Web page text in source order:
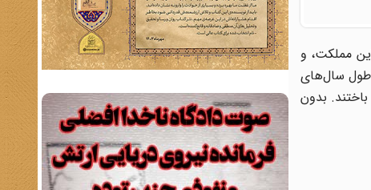
تاریخ این مملکت، و
طول سال‌های
جان باختند. بدون